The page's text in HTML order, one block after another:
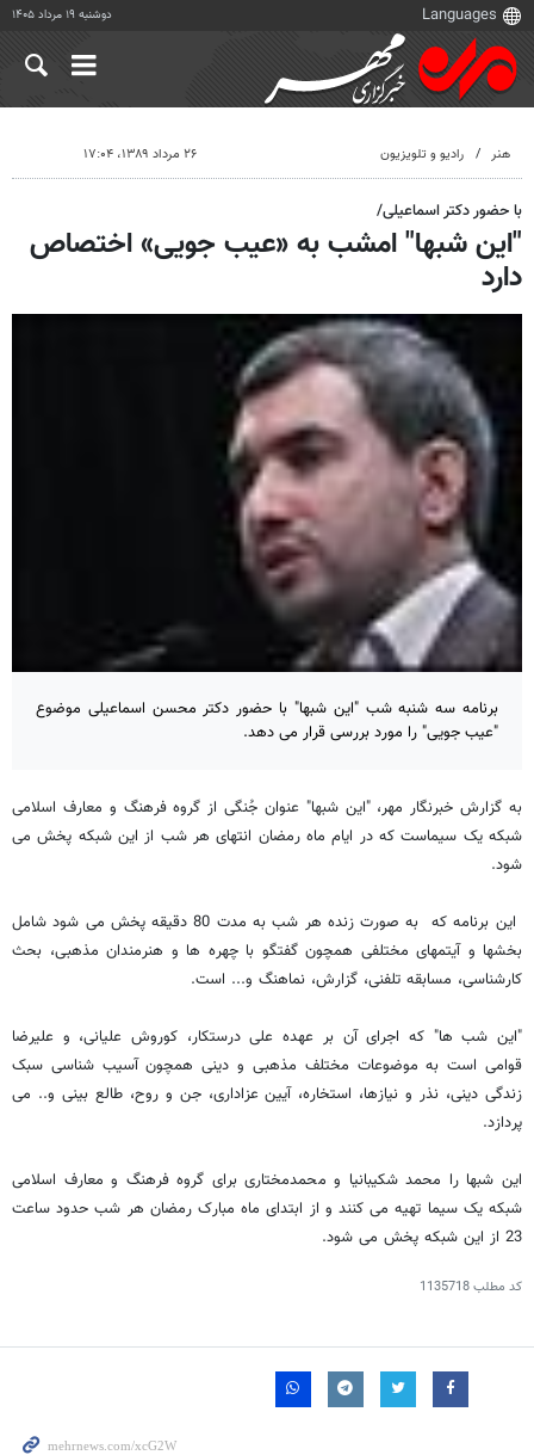
دوشنبه ۱۹ مرداد ۱۴۰۵
هنر رادیو و تلویزیون ۲۶ مرداد ۱۳۸۹، ۱۷:۰۴
با حضور دکتر اسماعیلی/
"این شبها" امشب به «عیب جویی» اختصاص
دارد
برنامه سه شنبه شب "این شبها" با حضور دکتر محسن اسماعیلی موضوع
"عیب جویی" را مورد بررسی قرار می دهد.
به گزارش خبرنگار مهر، "این شبها" عنوان جُنگی از گروه فرهنگ و معارف اسلامی
شبکه یک سیماست که در ایام ماه رمضان انتهای هر شب از این شبکه پخش می
شود.
این برنامه که به صورت زنده هر شب به مدت 80 دقیقه پخش می شود شامل
بخشها و آیتمهای مختلفی همچون گفتگو با چهره ها و هنرمندان مذهبی، بحث
کارشناسی، مسابقه تلفنی، گزارش، نماهنگ و... است.
"این شب ها" که اجرای آن بر عهده علی درستکار، کوروش علیانی، و علیرضا
قوامی است به موضوعات مختلف مذهبی و دینی همچون آسیب شناسی سبک
زندگی دینی، نذر و نیازها، استخاره، آیین عزاداری، جن و روح، طالع بینی و.. می
پردازد.
این شبها را محمد شکیبانیا و محمدمختاری برای گروه فرهنگ و معارف اسلامی
شبکه یک سیما تهیه می کنند و از ابتدای ماه مبارک رمضان هر شب حدود ساعت
23 از این شبکه پخش می شود.
کد مطلب1135718